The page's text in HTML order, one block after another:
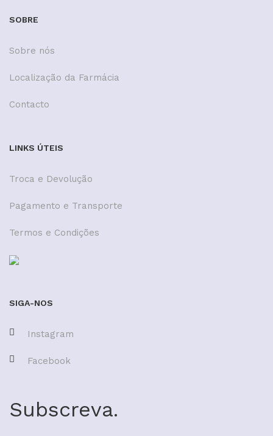
SOBRE
Sobre nós
Localização da Farmácia
Contacto
LINKS ÚTEIS
Troca e Devolução
Pagamento e Transporte
Termos e Condições
SIGA-NOS
Instagram
Facebook
Subscreva.